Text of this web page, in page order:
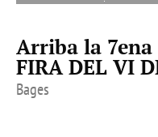
Arriba la
FIRA DEL VI
Bages